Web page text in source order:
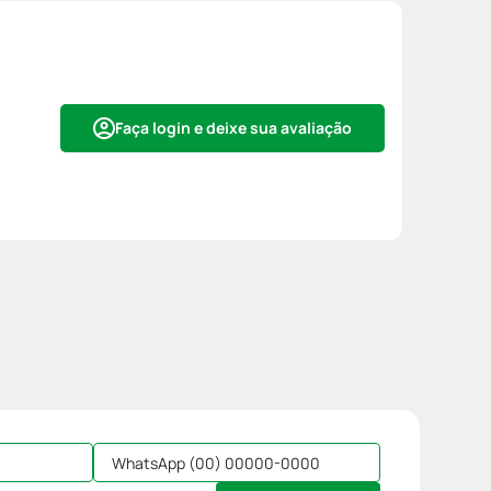
Faça login e deixe sua avaliação